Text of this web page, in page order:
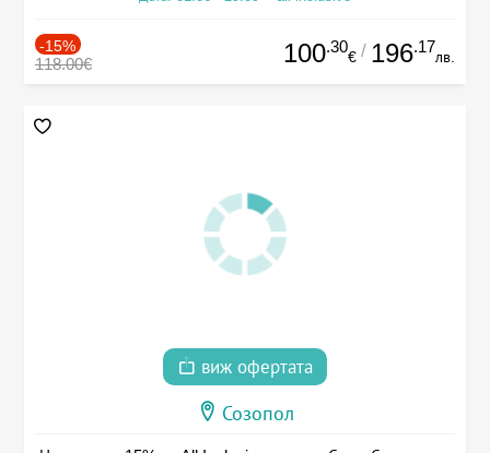
-15%
118.00€ 100.30
€ / 196.17
лв.
виж офертата
Созопол